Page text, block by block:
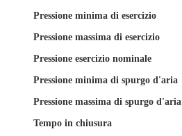
Pressione minima di esercizio
Pressione massima di esercizio
Pressione esercizio nominale
Pressione minima di spurgo d'aria
Pressione massima di spurgo d'aria
Tempo in chiusura